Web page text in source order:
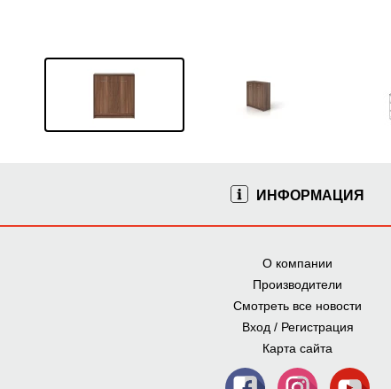
ИНФОРМАЦИЯ
О компании
Производители
Смотреть все новости
Вход / Регистрация
Карта сайта